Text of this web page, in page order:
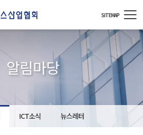
SITEMAP
알림마당
ICT소식 뉴스레터